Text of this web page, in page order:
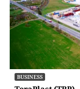
BUSINESS